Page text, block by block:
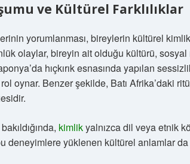
ve Kültürel Farklılıklar
yorumlanması, bireylerin kültürel
olaylar, bireyin ait olduğu kültürü, sosyal
hıçkırık esnasında yapılan
oynar. Benzer şekilde, Batı Afrika’daki
kimlikyalnızca dil veya etnik
deneyimlere yüklenen kültürel anlamlar da